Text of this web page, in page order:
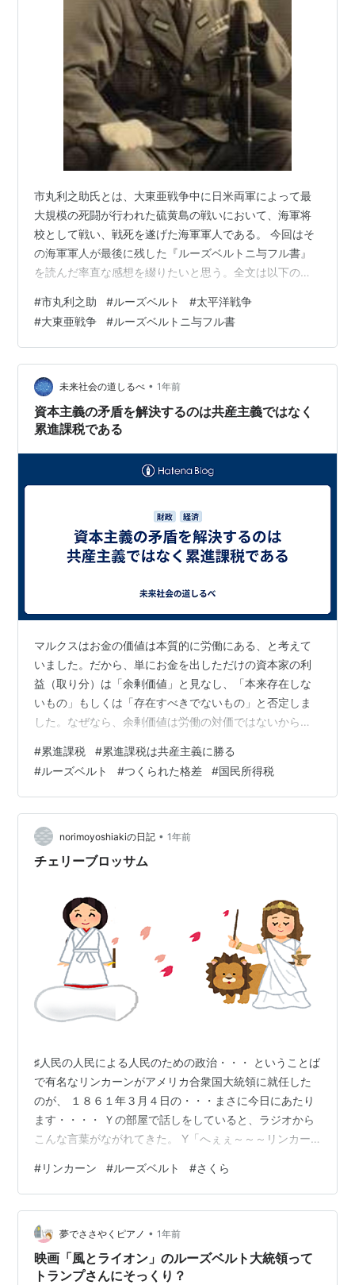
市丸利之助氏とは、大東亜戦争中に日米両軍によって最
大規模の死闘が行われた硫黄島の戦いにおいて、海軍将
校として戦い、戦死を遂げた海軍軍人である。 今回はそ
の海軍軍人が最後に残した『ルーズベルトニ与フル書』
を読んだ率直な感想を綴りたいと思う。全文は以下のリ
https://ja.wikisource.org/wiki/ルーズベルトニ与フル書
まず市丸氏はこの書において何を述べようとしているの
だろうか。それは2点あると思う。 1つ目は、日本民族と
は戦争を好むような好戦的な民族とは異なり、やむを得
ずして日清戦争、日露戦争、第一次世界大戦、満州事
変、支那事変、大東亜戦争と度重…
#市丸利之助 #ルーズベルト #太平洋戦争
#大東亜戦争 #ルーズベルトニ与フル書
未来社会の道しるべ • 1年前
資本主義の矛盾を解決するのは共産主義ではなく
累進課税である
マルクスはお金の価値は本質的に労働にある、と考えて
いました。だから、単にお金を出しただけの資本家の利
益（取り分）は「余剰価値」と見なし、「本来存在しな
いもの」もしくは「存在すべきでないもの」と否定しま
した。なぜなら、余剰価値は労働の対価ではないからで
学者は社会に不要です」で「お金をどこかに置いていた
ら、自然とお金が増えていた」という魔法は存在しな
い、と私は何度も強調していますが、上のマルクス理論
とほぼ同じことを言っているだけです。 有史以来、この
矛盾は多くの知識人が疑問に感じてきました。その知識
人の一人は、世界最大の宗教の教祖であるイエスです…
#累進課税 #累進課税は共産主義に勝る
#ルーズベルト #つくられた格差 #国民所得税
norimoyoshiakiの日記 • 1年前
チェリーブロッサム
♯人民の人民による人民のための政治・・・ ということば
で有名なリンカーンがアメリカ合衆国大統領に就任した
のが、 １８６１年３月４日の・・・まさに今日にあたり
ます・・・・ Ｙの部屋で話しをしていると、ラジオから
こんな言葉がながれてきた。 Y「へぇぇ～～～リンカー
るなぁ・・・ だけど・・・レーガンの就任式って１月じ
ゃなかったかぁ・・・」 Y「そうだよな・・・調べてみ
るか・・・辞書・・・ ああ・・アメリカ大統領就任式は
第２代大統領から第３７代ルーズベルトまでは原則３月
４日 なんだってさ。 それ以後は１月20日になるんだって
よ」 私「なんでだろ・・…
#リンカーン #ルーズベルト #さくら
夢でささやくピアノ • 1年前
映画「風とライオン」のルーズベルト大統領って
トランプさんにそっくり？